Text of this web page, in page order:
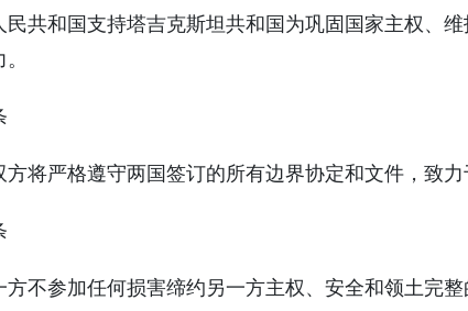
民共和国支持塔吉克斯坦共和国为巩固国家主权、
方将严格遵守两国签订的所有边界协定和文件，致
方不参加任何损害缔约另一方主权、安全和领土完